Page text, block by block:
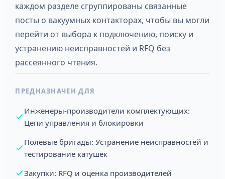
каждом разделе сгруппированы связанные
посты о вакуумных контакторах, чтобы вы могли
перейти от выбора к подключению, поиску и
устранению неисправностей и RFQ без
рассеянного чтения.
ПРЕДНАЗНАЧЕН ДЛЯ
Инженеры-производители комплектующих:
Цепи управления и блокировки
Полевые бригады: Устранение неисправностей и
тестирование катушек
Закупки: RFQ и оценка производителей